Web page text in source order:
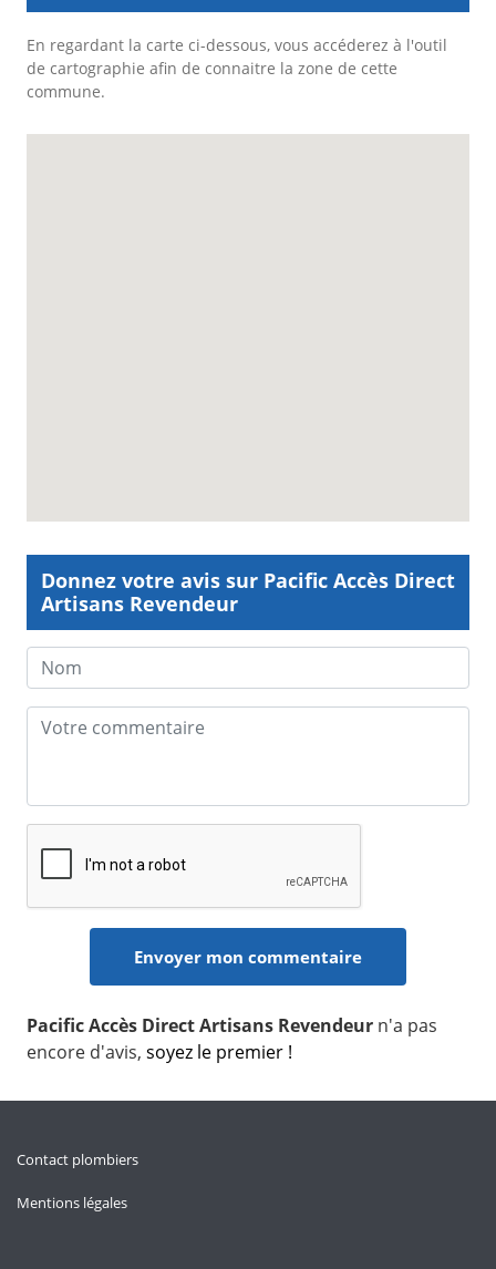
En regardant la carte ci-dessous, vous accéderez à l'outil
de cartographie afin de connaitre la zone de cette
commune.
Donnez votre avis sur Pacific Accès Direct
Artisans Revendeur
Pacific Accès Direct Artisans Revendeur n'a pas
encore d'avis, soyez le premier !
Contact plombiers
Mentions légales